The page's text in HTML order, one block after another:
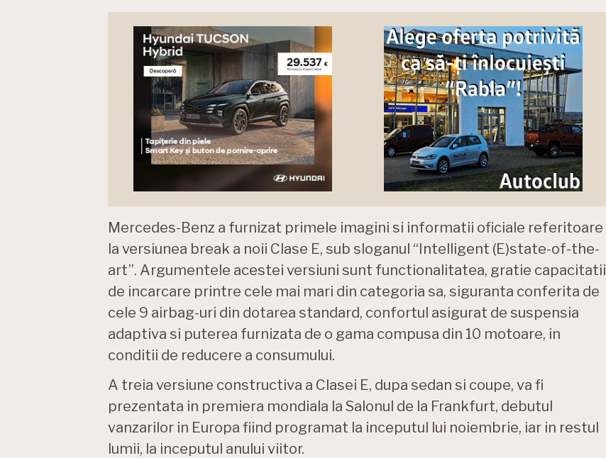
Mercedes-Benz a furnizat primele imagini si informatii oficiale referitoare
la versiunea break a noii Clase E, sub sloganul “Intelligent (E)state-of-the-
art”. Argumentele acestei versiuni sunt functionalitatea, gratie capacitatii
de incarcare printre cele mai mari din categoria sa, siguranta conferita de
cele 9 airbag-uri din dotarea standard, confortul asigurat de suspensia
adaptiva si puterea furnizata de o gama compusa din 10 motoare, in
conditii de reducere a consumului.
A treia versiune constructiva a Clasei E, dupa sedan si coupe, va fi
prezentata in premiera mondiala la Salonul de la Frankfurt, debutul
vanzarilor in Europa fiind programat la inceputul lui noiembrie, iar in restul
lumii, la inceputul anului viitor.